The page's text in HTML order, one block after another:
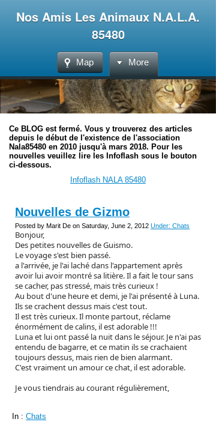
Nos Amis Les Animaux N.A.L.A.
85480
Map More
Ce BLOG est fermé. Vous y trouverez des articles
depuis le début de l'existence de l'association
Nala85480 en 2010 jusqu'à mars 2018. Pour les
nouvelles veuillez lire les Infoflash sous le bouton
ci-dessous.
Infoflash NALA 85480
Nouvelles de Gizmo
Posted by Marit De on Saturday, June 2, 2012 Under: Chats
Bonjour,
Des petites nouvelles de Guismo.
Le voyage s'est bien passé.
a l'arrivée, je l'ai laché dans l'appartement après
avoir lui avoir montré sa litière. Il a fait le tour sans
se cacher, pas stressé, mais très curieux !
Au bout d'une heure et demi, je l'ai présenté à Luna.
Ils se crachent dessus mais c'est tout.
Il est très curieux. Il monte partout, réclame
énormément de calins, il est adorable !!!
Luna et lui ont passé la nuit dans le séjour. Je n'ai pas
entendu de bagarre, et ce matin ils se crachaient
toujours dessus, mais rien de bien alarmant.
C'est vraiment un amour ce chat, il est adorable.
Je vous tiendrais au courant régulièrement,
In : Chats